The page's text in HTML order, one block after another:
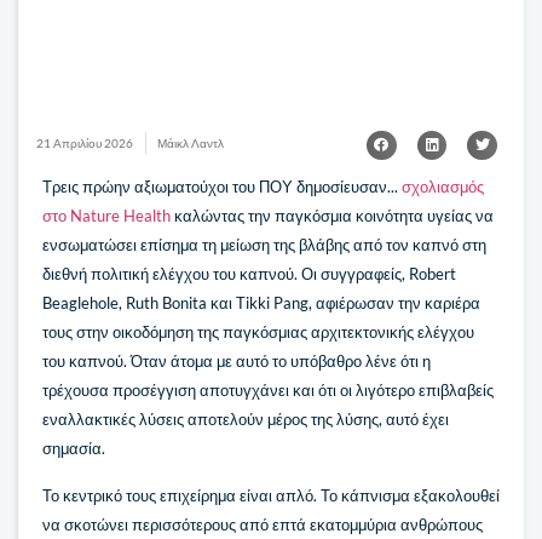
21 Απριλίου 2026 Μάικλ Λαντλ
Τρεις πρώην αξιωματούχοι του ΠΟΥ δημοσίευσαν... σχολιασμός
στο Nature Healthκαλώντας την παγκόσμια κοινότητα υγείας να
ενσωματώσει επίσημα τη μείωση της βλάβης από τον καπνό στη
διεθνή πολιτική ελέγχου του καπνού. Οι συγγραφείς, Robert
Beaglehole, Ruth Bonita και Tikki Pang, αφιέρωσαν την καριέρα
τους στην οικοδόμηση της παγκόσμιας αρχιτεκτονικής ελέγχου
του καπνού. Όταν άτομα με αυτό το υπόβαθρο λένε ότι η
τρέχουσα προσέγγιση αποτυγχάνει και ότι οι λιγότερο επιβλαβείς
εναλλακτικές λύσεις αποτελούν μέρος της λύσης, αυτό έχει
σημασία.
Το κεντρικό τους επιχείρημα είναι απλό. Το κάπνισμα εξακολουθεί
να σκοτώνει περισσότερους από επτά εκατομμύρια ανθρώπους